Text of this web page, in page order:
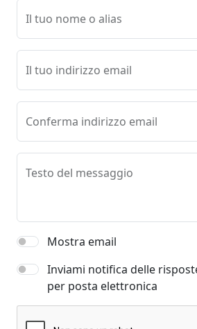
Il tuo nome o alias
Il tuo indirizzo email
Conferma indirizzo email
Testo del messaggio
Mostra email
Inviami notifica delle
per posta elettronica